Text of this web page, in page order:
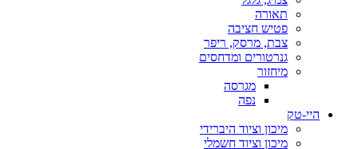
תאורה
פטיש חציבה
צבת, מרסק, ריפר
גנרטורים ומדחסים
מיחזור
מגרסה
נפה
היי-טק
מיכון וציוד היברידי
מיכון וציוד חשמלי